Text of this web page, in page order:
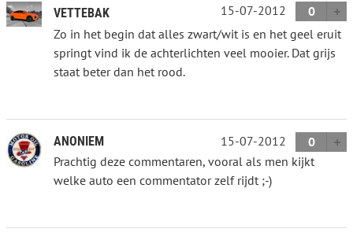
VETTEBAK 15-07-2012
0
Zo in het begin dat alles zwart/wit is en het geel eruit
springt vind ik de achterlichten veel mooier. Dat grijs
staat beter dan het rood.
ANONIEM 15-07-2012
0
Prachtig deze commentaren, vooral als men kijkt
welke auto een commentator zelf rijdt ;-)